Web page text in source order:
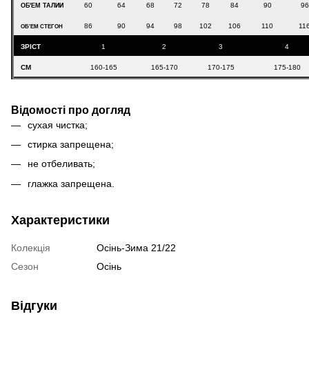
ОБ'ЕМ ТАЛИИ 60 64 68 72 78 84 90 96
ОБ'ЕМ СТЕГОН 86 90 94 98 102 106 110
ЗРІСТ 1 2 3 4
СМ 160-165 165-170 170-175 175-180
Відомості про догляд
сухая чистка;
стирка запрещена;
не отбеливать;
глажка запрещена.
Характеристики
Колекція
Осінь-Зима 21/22
Сезон
Осінь
Відгуки